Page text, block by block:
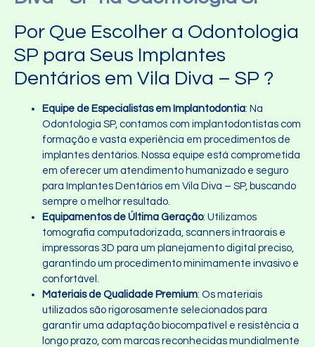
Por Que Escolher a Odontologia
SP para Seus Implantes
Dentários em Vila Diva – SP ?
Equipe de Especialistas em Implantodontia: Na
Odontologia SP, contamos com implantodontistas com
formação e vasta experiência em procedimentos de
implantes dentários. Nossa equipe está comprometida
em oferecer um atendimento humanizado e seguro
para Implantes Dentários em Vila Diva – SP, buscando
sempre o melhor resultado.
Equipamentos de Última Geração: Utilizamos
tomografia computadorizada, scanners intraorais e
impressoras 3D para um planejamento digital preciso,
garantindo um procedimento minimamente invasivo e
confortável.
Materiais de Qualidade Premium: Os materiais
utilizados são rigorosamente selecionados para
garantir uma adaptação biocompatível e resistência a
longo prazo, com marcas reconhecidas mundialmente